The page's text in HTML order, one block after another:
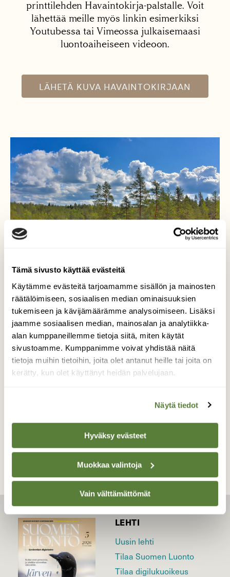
Tämä sivusto käyttää evästeitä
Käytämme evästeitä tarjoamamme sisällön ja mainosten
räätälöimiseen, sosiaalisen median ominaisuuksien
tukemiseen ja kävijämäärämme analysoimiseen. Lisäksi
jaamme sosiaalisen median, mainosalan ja analytiikka-
alan kumppaneillemme tietoja siitä, miten käytät
sivustoamme. Kumppanimme voivat yhdistää näitä
tietoja muihin tietoihin, joita olet antanut heille tai joita on
kerätty, kun olet käyttänyt heidän palvelujaan.
Näytä tiedot
Hyväksy evästeet
Muokkaa valintoja
Vain välttämättömät
printtilehden Havaintokirja-palstalle. Voit
lähettää meille myös linkin esimerkiksi
Youtubessa tai Vimeossa julkaisemaasi
luontoaiheiseen videoon.
LÄHETÄ KUVA HAVAINTOKIRJAAN
Sateeton pilvi päivä
Kyllä kelpaa ulkoilla.
Valokuvaaja: Reijo Juurinen, Nuuksion
TAKAISIN LISTAAN
LEHTI
Uusin lehti
Tilaa Suomen Luonto
Tilaa digilukuoikeus